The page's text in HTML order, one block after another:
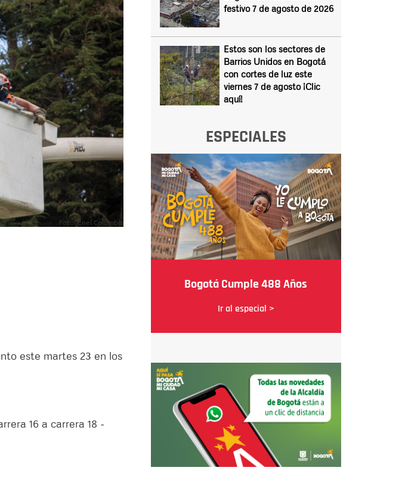
Foto: Enel Colombia
este martes 23 en los
16 a carrera 18 -
festivo 7 de agosto de 2026
Estos son los sectores de
Barrios Unidos en Bogotá
con cortes de luz este
viernes 7 de agosto ¡Clic
aquí!
ESPECIALES
Bogotá Cumple 488 Años
Ir al especial >